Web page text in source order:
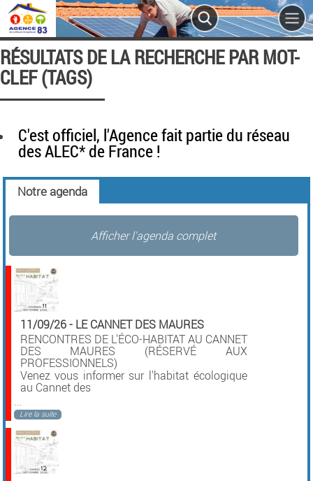
RÉSULTATS DE LA RECHERCHE PAR MOT-
CLEF (TAGS)
C'est officiel, l'Agence fait partie du réseau
des ALEC* de France !
Notre agenda
Afficher l'agenda complet
11/09/26- LE CANNET DES MAURES
RENCONTRES DE L'ÉCO-HABITAT AU CANNET
DES MAURES (RÉSERVÉ AUX
PROFESSIONNELS)
Venez vous informer sur l'habitat écologique
au Cannet des
...
Lire la suite